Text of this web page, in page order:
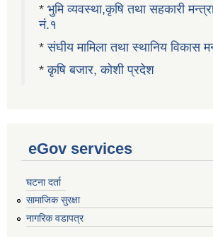
* भुमि व्यवस्था,कृषि तथा सहकारी
नं.१
*संघीय मामिला तथा स्थानिय विकास
*कृषि बजार, कोशी प्रदेश
eGov services
घटना दर्ता
सामाजिक सुरक्षा
नागरिक वडापत्र